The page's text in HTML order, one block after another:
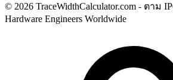
© 2026 TraceWidthCalculator.com - ตาม
Hardware Engineers Worldwide